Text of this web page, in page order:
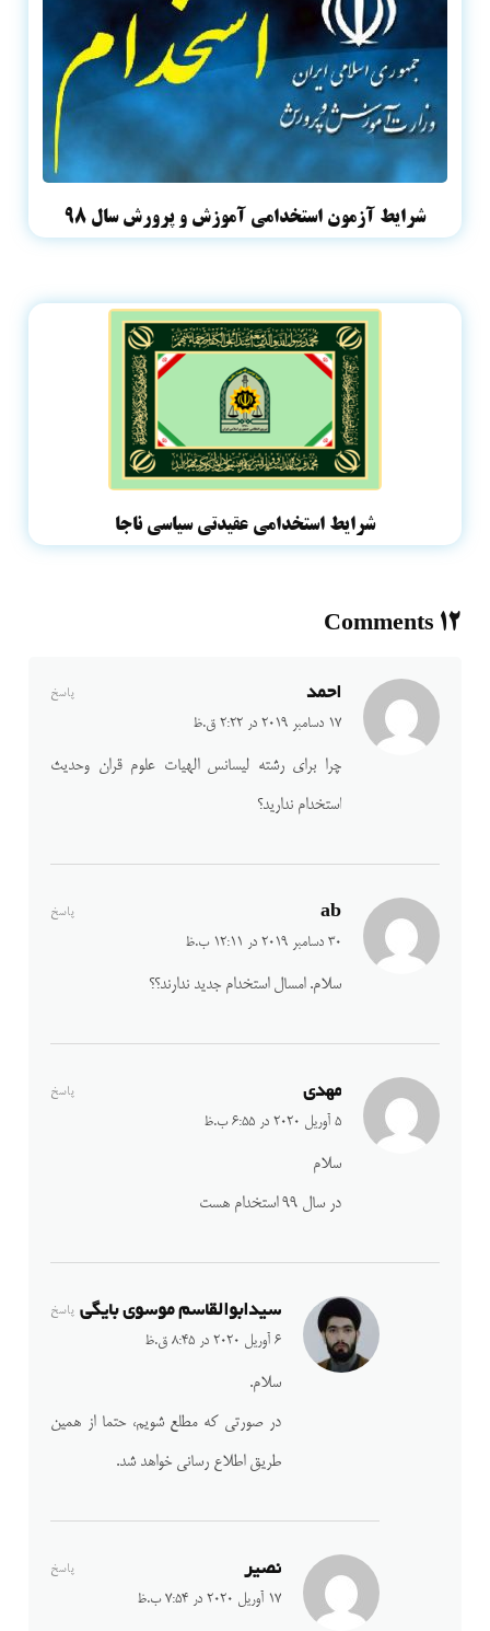
شرایط آزمون استخدامی آموزش و پرورش سال ۹۸
شرایط استخدامی عقیدتی سیاسی ناجا
12 Comments
احمد
17 دسامبر 2019 در 2:22 ق.ظ
پاسخ
چرا برای رشته لیسانس الهیات علوم قران وحدیث
استخدام ندارید؟
ab
30 دسامبر 2019 در 12:11 ب.ظ
پاسخ
سلام. امسال استخدام جدید ندارند؟؟
مهدی
5 آوریل 2020 در 6:55 ب.ظ
پاسخ
سلام
در سال ۹۹ استخدام هست
سیدابوالقاسم موسوی بایگی
6 آوریل 2020 در 8:45 ق.ظ
پاسخ
سلام.
در صورتی که مطلع شویم، حتما از همین
طریق اطلاع رسانی خواهد شد.
نصیر
17 آوریل 2020 در 7:54 ب.ظ
پاسخ